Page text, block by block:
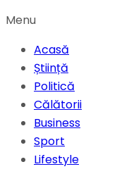
Menu
Acasă
Știință
Politică
Călătorii
Business
Sport
Lifestyle